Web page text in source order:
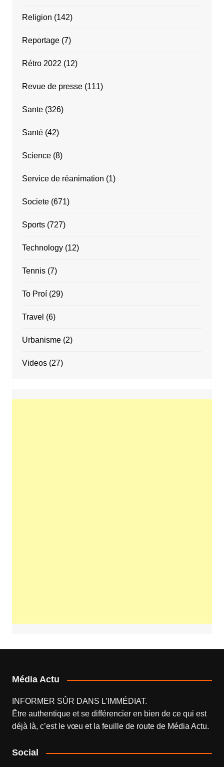
Religion (142)
Reportage(7)
Rétro 2022 (12)
Revue de presse(111)
Sante(326)
Santé(42)
Science(8)
Service de réanimation (1)
Societe(671)
Sports(727)
Technology(12)
Tennis(7)
To Proí(29)
Travel (6)
Urbanisme(2)
Videos(27)
Média Actu
INFORMER SÛR DANS L’IMMÉDIAT.
Être authentique et se différencier en bien de ce qui est
déjà là, c’est le vœu et la feuille de route de Média Actu.
Social